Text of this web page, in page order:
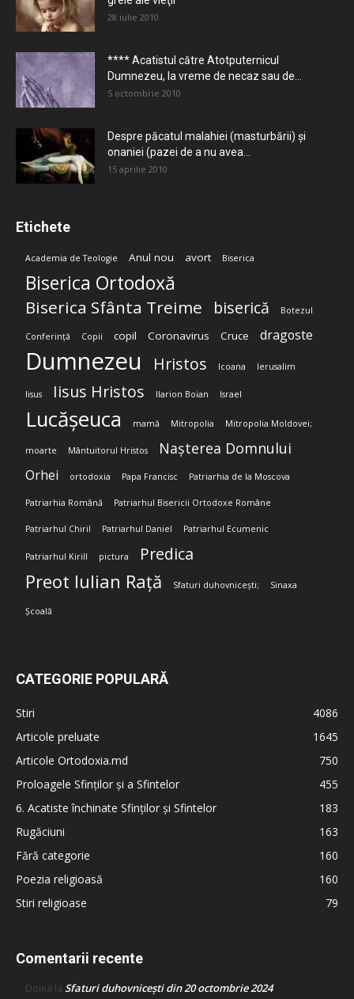
28 iulie 2010
**** Acatistul către Atotputernicul
Dumnezeu, la vreme de necaz sau de...
5 octombrie 2010
Despre păcatul malahiei (masturbării) şi
onaniei (pazei de a nu avea...
15 aprilie 2010
Etichete
Academia de Teologie Anul nou avort Biserica
Biserica Ortodoxă
Biserica Sfânta Treime biserică Botezul
Conferință Copii copil Coronavirus Cruce dragoste
Dumnezeu Hristos Icoana Ierusalim
Iisus Iisus Hristos Ilarion Boian Israel
Lucășeuca mamă Mitropolia Mitropolia Moldovei;
moarte Mântuitorul Hristos Nașterea Domnului
Orhei ortodoxia Papa Francisc Patriarhia de la Moscova
Patriarhia Română Patriarhul Bisericii Ortodoxe Române
Patriarhul Chiril Patriarhul Daniel Patriarhul Ecumenic
Patriarhul Kirill pictura Predica
Preot Iulian Rață Sfaturi duhovnicești; Sinaxa
Școală
CATEGORIE POPULARĂ
Stiri
4086
Articole preluate
1645
Articole Ortodoxia.md
750
Proloagele Sfinților și a Sfintelor
455
6. Acatiste închinate Sfinților și Sfintelor
183
Rugăciuni
163
Fără categorie
160
Poezia religioasă
160
Stiri religioase
79
Comentarii recente
Doina la Sfaturi duhovnicești din 20 octombrie 2024